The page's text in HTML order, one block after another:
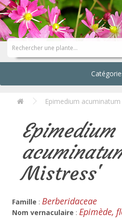
Epimedium
Epimedium
Mistress'
Famille : Berberidaceae
Nom vernaculaire : Epimède,